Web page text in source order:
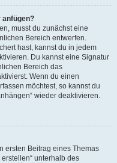
anfügen?
musst du zunächst eine
Bereich entwerfen.
hast, kannst du in jedem
Du kannst eine Signatur
Bereich das
Wenn du einen
möchtest, so kannst du
wieder deaktivieren.
ersten Beitrag eines Themas
unterhalb des